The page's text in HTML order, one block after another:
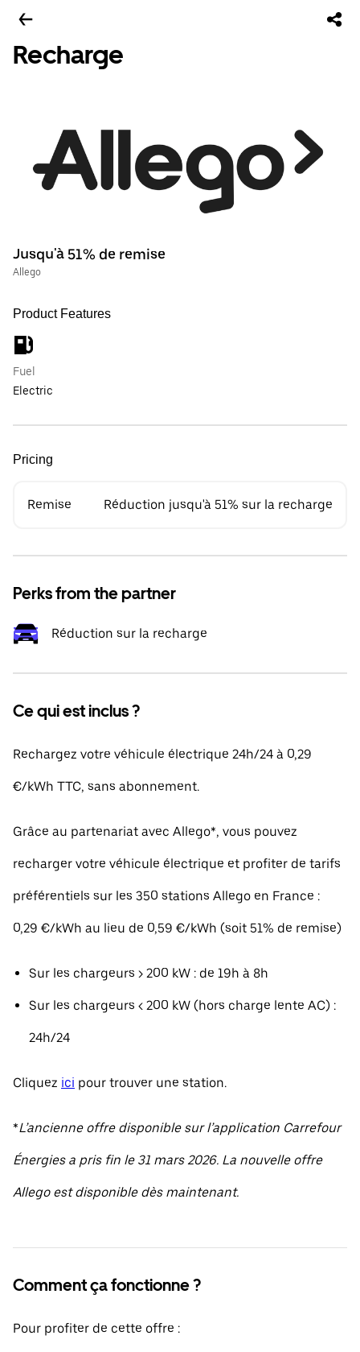
Recharge
Jusqu'à 51% de remise
Allego
Product Features
Fuel
Electric
Pricing
Remise Réduction jusqu'à 51% sur la recharge
Perks from the partner
Réduction sur la recharge
Ce qui est inclus ?
Rechargez votre véhicule électrique 24h/24 à 0,29
€/kWh TTC, sans abonnement.
Grâce au partenariat avec Allego*, vous pouvez
recharger votre véhicule électrique et profiter de tarifs
préférentiels sur les 350 stations Allego en France :
0,29 €/kWh au lieu de 0,59 €/kWh (soit 51% de remise)
Sur les chargeurs > 200 kW : de 19h à 8h
Sur les chargeurs < 200 kW (hors charge lente AC) :
24h/24
Cliquez ici pour trouver une station.
*L’ancienne offre disponible sur l’application Carrefour
Énergies a pris fin le 31 mars 2026. La nouvelle offre
Allego est disponible dès maintenant.
Comment ça fonctionne ?
Pour profiter de cette offre :